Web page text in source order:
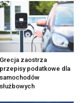
Grecja zaostrza
przepisy podatkowe dla
samochodów
służbowych